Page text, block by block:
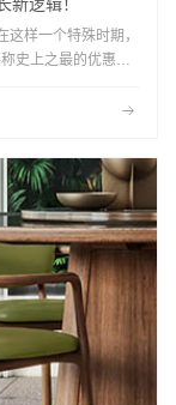
逻辑！
样一个特殊时期，
史上之最的优惠大